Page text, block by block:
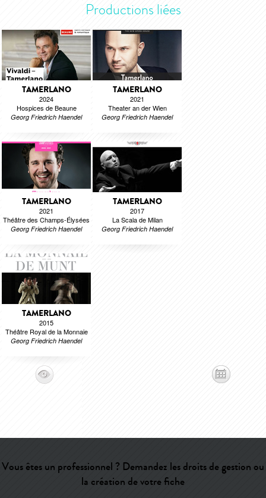
Productions liées
TAMERLANO
2024
Hospices de Beaune
Georg Friedrich Haendel
TAMERLANO
2021
Theater an der Wien
Georg Friedrich Haendel
TAMERLANO
2021
Théâtre des Champs-Élysées
Georg Friedrich Haendel
TAMERLANO
2017
La Scala de Milan
Georg Friedrich Haendel
TAMERLANO
2015
Théâtre Royal de la Monnaie
Georg Friedrich Haendel
Vous êtes un professionnel ? Demandez les droits de gestion ou
la création de votre fiche